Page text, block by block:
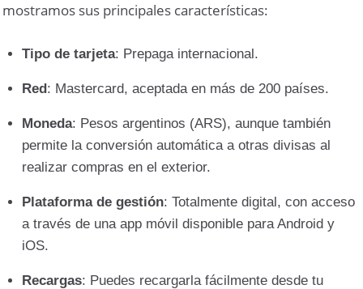
mostramos sus principales características:
Tipo de tarjeta: Prepaga internacional.
Red: Mastercard, aceptada en más de 200 países.
Moneda: Pesos argentinos (ARS), aunque también
permite la conversión automática a otras divisas al
realizar compras en el exterior.
Plataforma de gestión: Totalmente digital, con acceso
a través de una app móvil disponible para Android y
iOS.
Recargas: Puedes recargarla fácilmente desde tu